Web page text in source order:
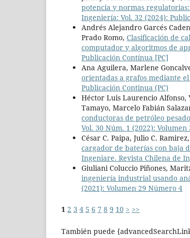
potencia y normas
Ingeniería: Vol. 32 (2024):
Andrés Alejandro Garcés
Prado Romo, Clasificación de
computador y algoritmos de
Publicación Contínua [PC]
Ana Aguilera, Marlene
orientadas a grafos mediante
Publicación Continua (PC)
Héctor Luis Laurencio Alfonso,
Tamayo, Marcelo Fabián
conductoras de petróleo
Vol. 30 Núm. 1 (2022):
César C. Paipa, Julio C.
cargador de baterías con baja
Ingeniare. Revista Chilena de
Giuliani Coluccio Piñones,
ingeniería industrial usando
(2021): Volumen 29 Número 4
1 2 3 4 5 6 7 8 9 10 > >>
También puede